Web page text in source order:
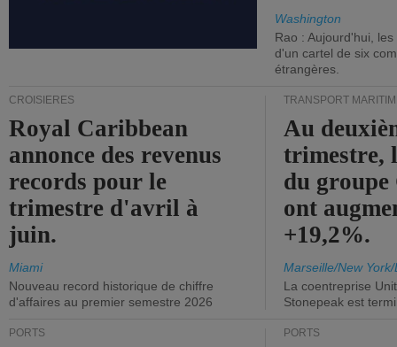
Washington
Rao : Aujourd'hui,
d'un cartel de six
étrangères.
CROISIÈRES
Royal Caribbean
annonce des revenus
records pour le
trimestre d'avril à
juin.
Miami
Nouveau record historique de chiffre
d'affaires au premier semestre 2026
TRANSPORT
Au
trimestre,
du
ont
+19,2%.
Marseille/New
La coentreprise
Stonepeak est
PORTS PORTS